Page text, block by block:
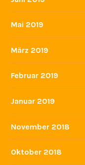
Mai 2019
März 2019
Februar 2019
Januar 2019
November 2018
Oktober 2018